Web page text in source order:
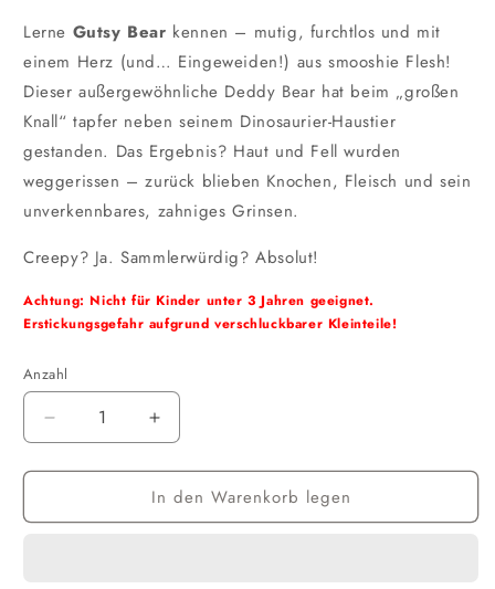
Lerne Gutsy Bear kennen – mutig, furchtlos und mit
einem Herz (und… Eingeweiden!) aus smooshie Flesh!
Dieser außergewöhnliche Deddy Bear hat beim „großen
Knall“ tapfer neben seinem Dinosaurier-Haustier
gestanden. Das Ergebnis? Haut und Fell wurden
weggerissen – zurück blieben Knochen, Fleisch und sein
unverkennbares, zahniges Grinsen.
Creepy? Ja. Sammlerwürdig? Absolut!
Achtung: Nicht für Kinder unter 3 Jahren geeignet.
Erstickungsgefahr aufgrund verschluckbarer Kleinteile!
Anzahl
Verringere
die
Menge
Deddy
Erhöhe
die
Menge
für
Deddy
In den Warenkorb legen